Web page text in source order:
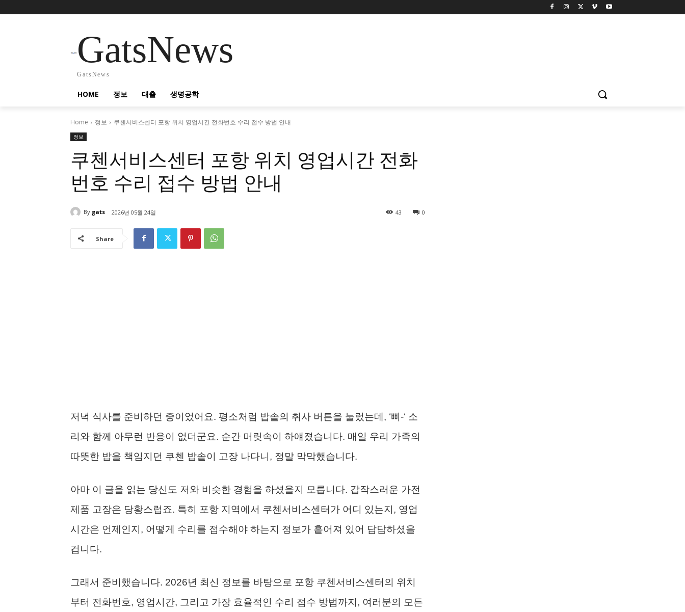
GatsNews
GatsNews
HOME 정보 대출 생명공학
Home 정보 쿠첸서비스센터 포항 위치 영업시간 전화번호 수리 접수 방법 안내
정보
쿠첸서비스센터 포항 위치 영업시간 전화
번호 수리 접수 방법 안내
By gats 2026년 05월 24일 0
43
Share
저녁 식사를 준비하던 중이었어요. 평소처럼 밥솥의 취사 버튼을 눌렀는데, ‘삐-‘ 소
리와 함께 아무런 반응이 없더군요. 순간 머릿속이 하얘졌습니다. 매일 우리 가족의
따뜻한 밥을 책임지던 쿠첸 밥솥이 고장 나다니, 정말 막막했습니다.
아마 이 글을 읽는 당신도 저와 비슷한 경험을 하셨을지 모릅니다. 갑작스러운 가전
제품 고장은 당황스럽죠. 특히 포항 지역에서 쿠첸서비스센터가 어디 있는지, 영업
시간은 언제인지, 어떻게 수리를 접수해야 하는지 정보가 흩어져 있어 답답하셨을
겁니다.
그래서 준비했습니다. 2026년 최신 정보를 바탕으로 포항 쿠첸서비스센터의 위치
부터 전화번호, 영업시간, 그리고 가장 효율적인 수리 접수 방법까지, 여러분의 모든